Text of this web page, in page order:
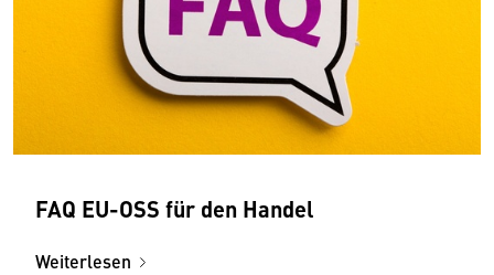
FAQ EU-OSS für den Handel
Weiterlesen